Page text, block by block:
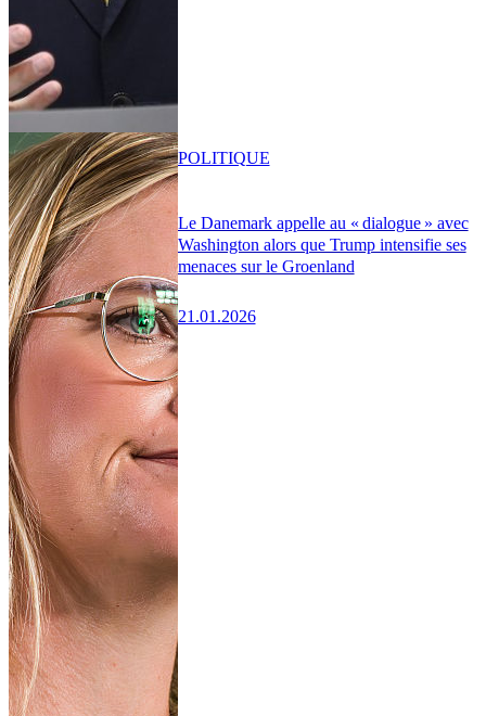
Le Danemark appelle au « dialogue » avec
Washington alors que Trump intensifie ses
menaces sur le Groenland
21.01.2026
POLITIQUE